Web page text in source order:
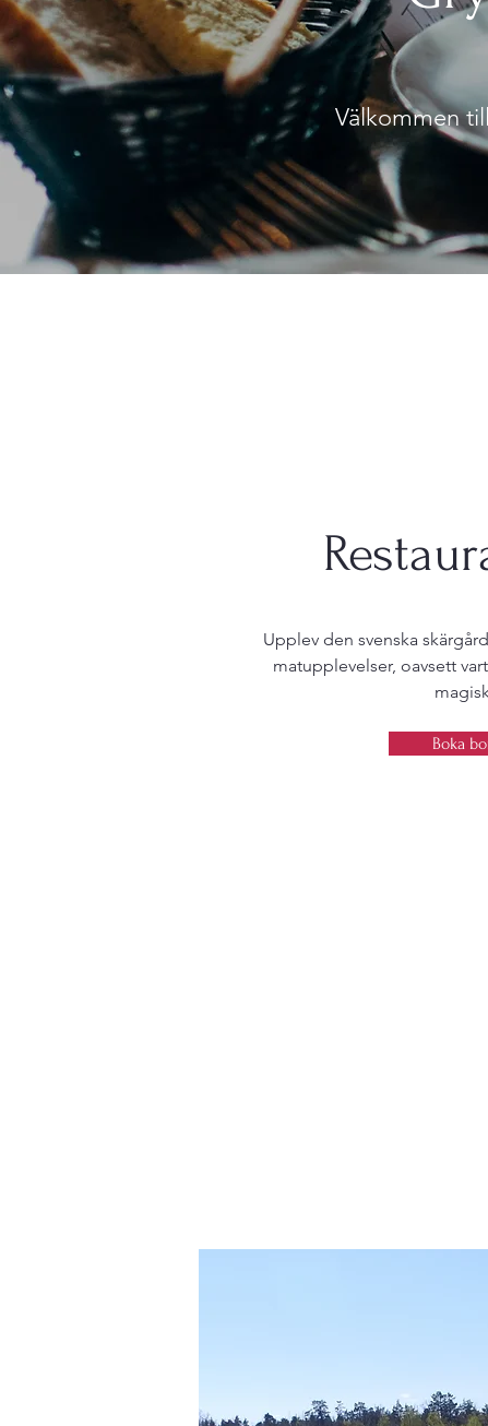
Välkommen
Upplev den svenska
matupplevelser, oavsett
Boka